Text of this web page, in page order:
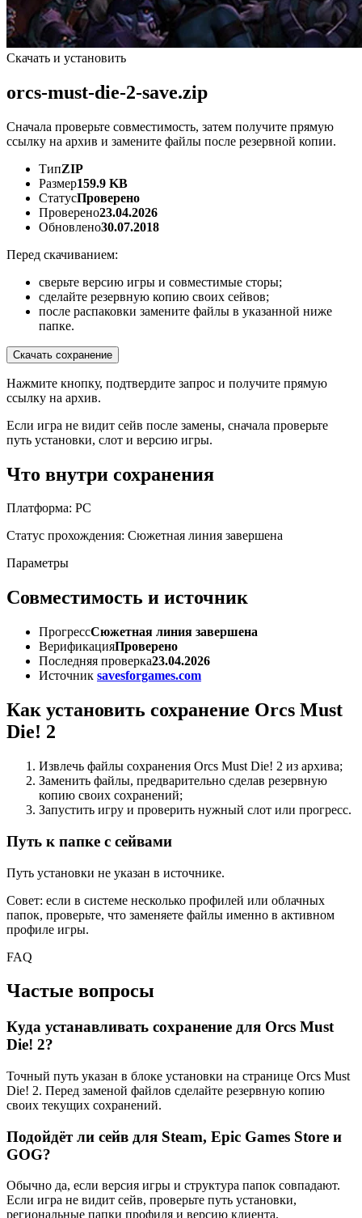
Скачать и установить
orcs-must-die-2-save.zip
Сначала проверьте совместимость, затем получите прямую
ссылку на архив и замените файлы после резервной копии.
ТипZIP
Размер159.9 KB
СтатусПроверено
Проверено23.04.2026
Обновлено30.07.2018
Перед скачиванием:
сверьте версию игры и совместимые сторы;
сделайте резервную копию своих сейвов;
после распаковки замените файлы в указанной ниже
папке.
Скачать сохранение
Нажмите кнопку, подтвердите запрос и получите прямую
ссылку на архив.
Если игра не видит сейв после замены, сначала проверьте
путь установки, слот и версию игры.
Что внутри сохранения
Платформа: PC
Статус прохождения: Сюжетная линия завершена
Параметры
Совместимость и источник
ПрогрессСюжетная линия завершена
ВерификацияПроверено
Последняя проверка23.04.2026
Источник savesforgames.com
Как установить сохранение Orcs Must
Die! 2
Извлечь файлы сохранения Orcs Must Die! 2 из архива;
Заменить файлы, предварительно сделав резервную
копию своих сохранений;
Запустить игру и проверить нужный слот или прогресс.
Путь к папке с сейвами
Путь установки не указан в источнике.
Совет: если в системе несколько профилей или облачных
папок, проверьте, что заменяете файлы именно в активном
профиле игры.
FAQ
Частые вопросы
Куда устанавливать сохранение для Orcs Must
Die! 2?
Точный путь указан в блоке установки на странице Orcs Must
Die! 2. Перед заменой файлов сделайте резервную копию
своих текущих сохранений.
Подойдёт ли сейв для Steam, Epic Games Store и
GOG?
Обычно да, если версия игры и структура папок совпадают.
Если игра не видит сейв, проверьте путь установки,
региональные папки профиля и версию клиента.